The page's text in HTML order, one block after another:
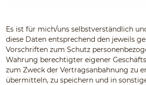
Es ist für mich/uns selbstverständlich
diese Daten entsprechend den jeweils
Vorschriften zum Schutz
Wahrung berechtigter eigener
zum Zweck der Vertragsanbahnung zu
übermitteln, zu speichern und in